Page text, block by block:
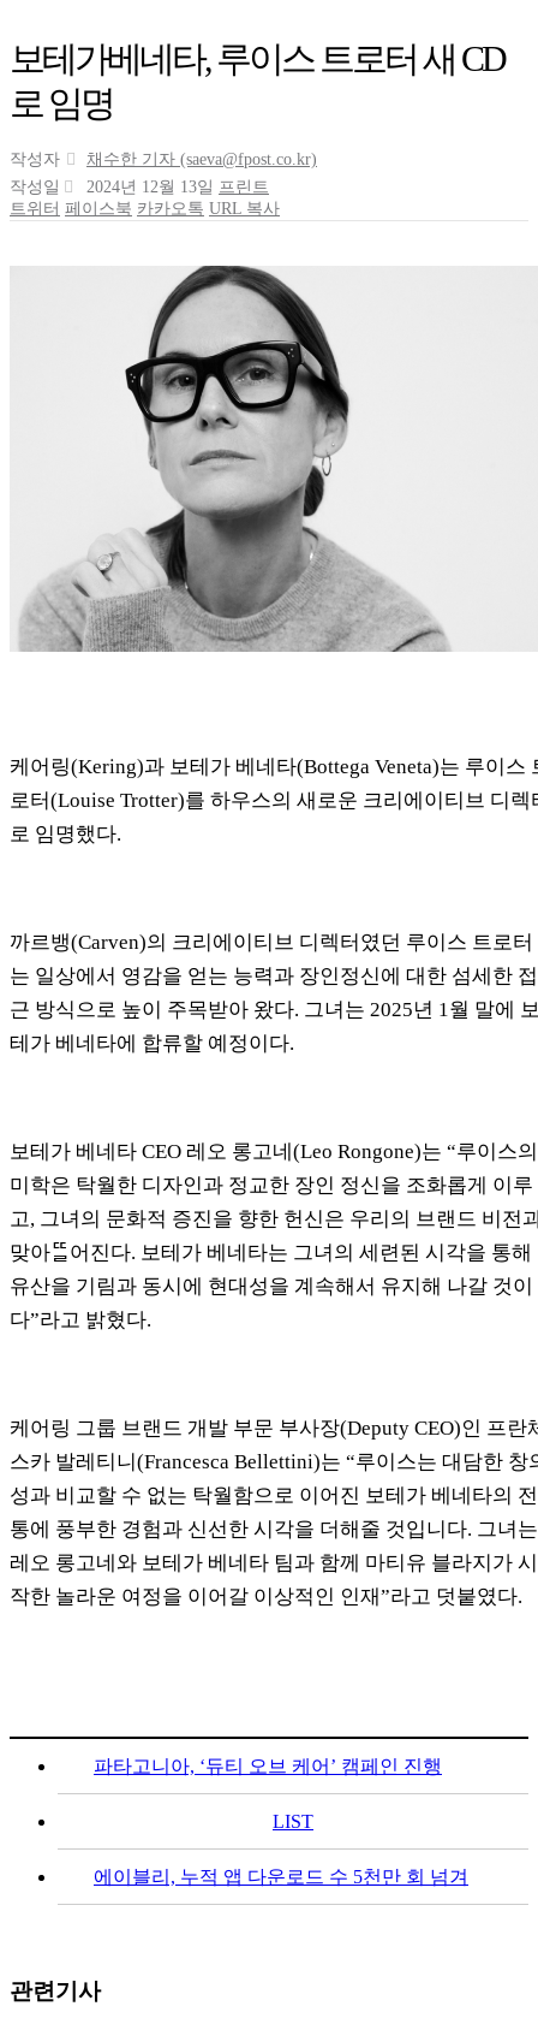
보테가베네타, 루이스 트로터 새 CD
로 임명
작성자 채수한 기자 (saeva@fpost.co.kr)
작성일
2024년 12월 13일 프린트
트위터 페이스북 카카오톡 URL 복사
케어링(Kering)과 보테가 베네타(Bottega Veneta)는 루이스
로터(Louise Trotter)를 하우스의 새로운 크리에이티브 디렉
로 임명했다.
까르뱅(Carven)의 크리에이티브 디렉터였던 루이스 트로터
는 일상에서 영감을 얻는 능력과 장인정신에 대한 섬세한 접
근 방식으로 높이 주목받아 왔다. 그녀는 2025년 1월 말에
테가 베네타에 합류할 예정이다.
보테가 베네타 CEO 레오 롱고네(Leo Rongone)는 “루이스의
미학은 탁월한 디자인과 정교한 장인 정신을 조화롭게 이루
고, 그녀의 문화적 증진을 향한 헌신은 우리의 브랜드 비전
맞아ᄄᅠᆯ어진다. 보테가 베네타는 그녀의 세련된 시각을 통해
유산을 기림과 동시에 현대성을 계속해서 유지해 나갈 것이
다”라고 밝혔다.
케어링 그룹 브랜드 개발 부문 부사장(Deputy CEO)인 프란
스카 발레티니(Francesca Bellettini)는 “루이스는 대담한 창
성과 비교할 수 없는 탁월함으로 이어진 보테가 베네타의 전
통에 풍부한 경험과 신선한 시각을 더해줄 것입니다. 그녀는
레오 롱고네와 보테가 베네타 팀과 함께 마티유 블라지가 시
작한 놀라운 여정을 이어갈 이상적인 인재”라고 덧붙였다.
파타고니아, ‘듀티 오브 케어’ 캠페인 진행
LIST
에이블리, 누적 앱 다운로드 수 5천만 회 넘겨
관련기사